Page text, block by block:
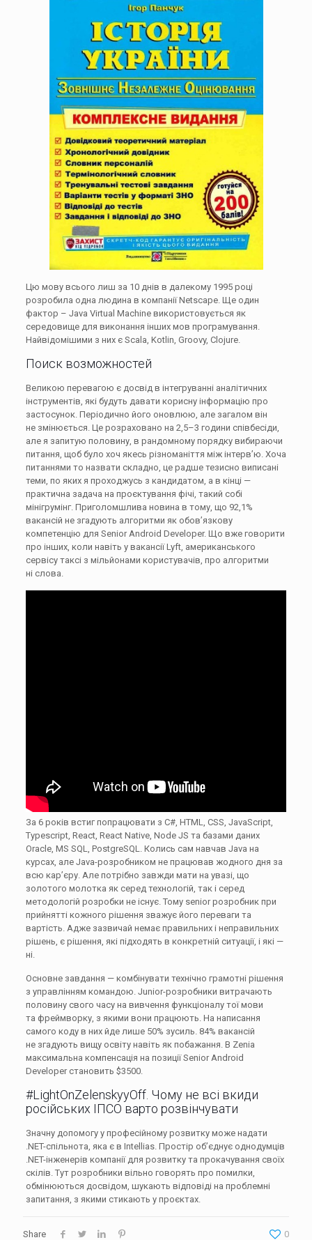
Цю мову всього лиш за 10 днів в далекому 1995 році
розробила одна людина в компанії Netscape. Ще один
фактор – Java Virtual Machine використовується як
середовище для виконання інших мов програмування.
Найвідомішими з них є Scala, Kotlin, Groovy, Clojure.
Поиск возможностей
Великою перевагою є досвід в інтегруванні аналітичних
інструментів, які будуть давати корисну інформацію про
застосунок. Періодично його оновлюю, але загалом він
не змінюється. Це розраховано на 2,5–3 години співбесіди,
але я запитую половину, в рандомному порядку вибираючи
питання, щоб було хоч якесь різноманіття між інтерв’ю. Хоча
питаннями то назвати складно, це радше тезисно виписані
теми, по яких я проходжусь з кандидатом, а в кінці —
практична задача на проєктування фічі, такий собі
мінігрумінг. Приголомшлива новина в тому, що 92,1%
вакансій не згадують алгоритми як обов’язкову
компетенцію для Senior Android Developer. Що вже говорити
про інших, коли навіть у вакансії Lyft, американського
сервісу таксі з мільйонами користувачів, про алгоритми
ні слова.
За 6 років встиг попрацювати з C#, HTML, CSS, JavaScript,
Typescript, React, React Native, Node JS та базами даних
Oracle, MS SQL, PostgreSQL. Колись сам навчав Java на
курсах, але Java-розробником не працював жодного дня за
всю кар’єру. Але потрібно завжди мати на увазі, що
золотого молотка як серед технологій, так і серед
методологій розробки не існує. Тому senior розробник при
прийнятті кожного рішення зважує його переваги та
вартість. Адже зазвичай немає правильних і неправильних
рішень, є рішення, які підходять в конкретній ситуації, і які —
ні.
Основне завдання — комбінувати технічно грамотні рішення
з управлінням командою. Junior-розробники витрачають
половину свого часу на вивчення функціоналу тої мови
та фреймворку, з якими вони працюють. На написання
самого коду в них йде лише 50% зусиль. 84% вакансій
не згадують вищу освіту навіть як побажання. В Zenia
максимальна компенсація на позиції Senior Android
Developer становить $3500.
#LightOnZelenskyyOff. Чому не всі вкиди
російських ІПСО варто розвінчувати
Значну допомогу у професійному розвитку може надати
.NET-спільнота, яка є в Intellias. Простір об’єднує однодумців
.NET-інженерів компанії для розвитку та прокачування своїх
скілів. Тут розробники вільно говорять про помилки,
обмінюються досвідом, шукають відповіді на проблемні
запитання, з якими стикають у проєктах.
Share 0